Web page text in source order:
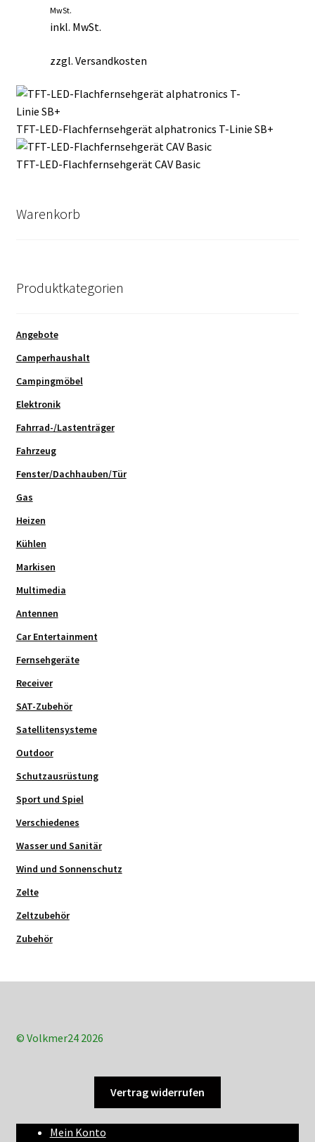
MwSt.
inkl. MwSt.
zzgl. Versandkosten
TFT-LED-Flachfernsehgerät alphatronics T-Linie SB+
TFT-LED-Flachfernsehgerät CAV Basic
Warenkorb
Produktkategorien
Angebote
Camperhaushalt
Campingmöbel
Elektronik
Fahrrad-/Lastenträger
Fahrzeug
Fenster/Dachhauben/Tür
Gas
Heizen
Kühlen
Markisen
Multimedia
Antennen
Car Entertainment
Fernsehgeräte
Receiver
SAT-Zubehör
Satellitensysteme
Outdoor
Schutzausrüstung
Sport und Spiel
Verschiedenes
Wasser und Sanitär
Wind und Sonnenschutz
Zelte
Zeltzubehör
Zubehör
© Volkmer24 2026
Vertrag widerrufen
Mein Konto